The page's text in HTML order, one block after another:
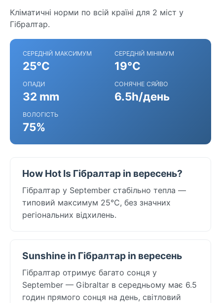
Кліматичні норми по всій країні для 2 міст у
Гібралтар.
СЕРЕДНІЙ МАКСИМУМ
25°C
СЕРЕДНІЙ МІНІМУМ
19°C
ОПАДИ
32 mm
СОНЯЧНЕ СЯЙВО
6.5h/день
ВОЛОГІСТЬ
75%
How Hot Is Гібралтар in вересень?
Гібралтар у September стабільно тепла —
типовий максимум 25°C, без значних
регіональних відхилень.
Sunshine in Гібралтар in вересень
Гібралтар отримує багато сонця у
September — Gibraltar в середньому має 6.5
годин прямого сонця на день, світловий